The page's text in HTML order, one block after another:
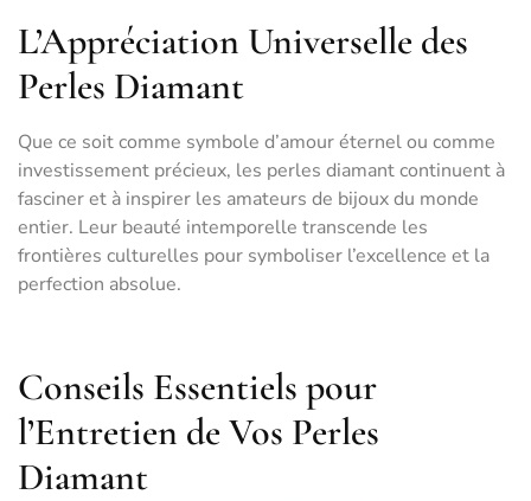
L’Appréciation Universelle des
Perles Diamant
Que ce soit comme symbole d’amour éternel ou comme
investissement précieux, les perles diamant continuent à
fasciner et à inspirer les amateurs de bijoux du monde
entier. Leur beauté intemporelle transcende les
frontières culturelles pour symboliser l’excellence et la
perfection absolue.
Conseils Essentiels pour
l’Entretien de Vos Perles
Diamant